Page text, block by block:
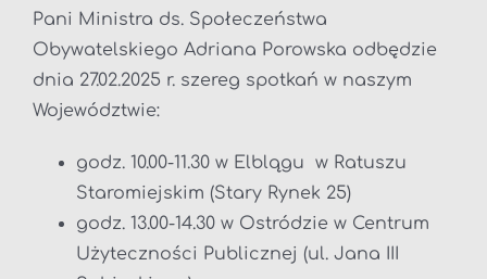
Pani Ministra ds. Społeczeństwa
Obywatelskiego Adriana Porowska odbędzie
dnia 27.02.2025 r. szereg spotkań w naszym
Województwie:
godz. 10.00-11.30 w Elblągu w Ratuszu
Staromiejskim (Stary Rynek 25)
godz. 13.00-14.30 w Ostródzie w Centrum
Użyteczności Publicznej (ul. Jana III